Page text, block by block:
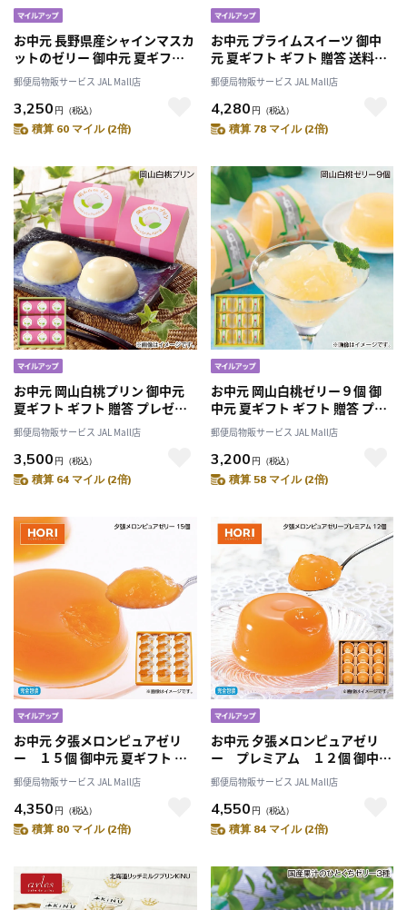
お中元 長野県産シャインマスカ
ットのゼリー 御中元 夏ギフト
ギフト 贈答 送料込み
郵便局物販サービス JAL Mall店
3,250 円 （税込）
積算 60 マイル (2倍)
お中元 プライムスイーツ 御中
元 夏ギフト ギフト 贈答 送料込
み
郵便局物販サービス JAL Mall店
4,280 円 （税込）
積算 78 マイル (2倍)
お中元 岡山白桃プリン 御中元
夏ギフト ギフト 贈答 プレゼン
ト 送料込み
郵便局物販サービス JAL Mall店
3,500 円 （税込）
積算 64 マイル (2倍)
お中元 岡山白桃ゼリー９個 御
中元 夏ギフト ギフト 贈答 プレ
ゼント 送料込み
郵便局物販サービス JAL Mall店
3,200 円 （税込）
積算 58 マイル (2倍)
お中元 夕張メロンピュアゼリ
ー １５個 御中元 夏ギフト ギ
フト 贈答 プレゼント 送料込み
郵便局物販サービス JAL Mall店
4,350 円 （税込）
積算 80 マイル (2倍)
お中元 夕張メロンピュアゼリ
ー プレミアム １２個 御中元
夏ギフト ギフト 贈答 プレゼン
ト 送料込み
郵便局物販サービス JAL Mall店
4,550 円 （税込）
積算 84 マイル (2倍)